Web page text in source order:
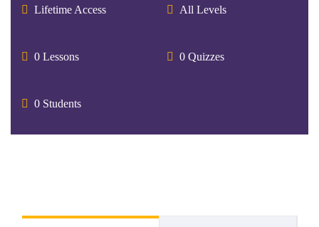
Lifetime Access All Levels
0 Lessons 0 Quizzes
0 Students